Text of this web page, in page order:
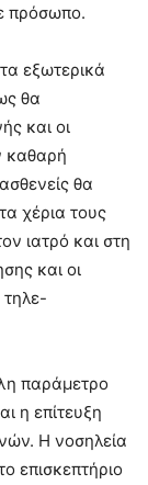
πρόσωπο.
εξωτερικά
θα
και οι
καθαρή
θα
χέρια τους
ιατρό και στη
και οι
παράμετρο
η επίτευξη
Η νοσηλεία
επισκεπτήριο